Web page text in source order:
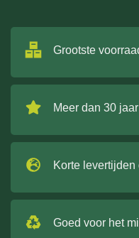
Grootste
Meer dan 30
Korte
Goed voor het